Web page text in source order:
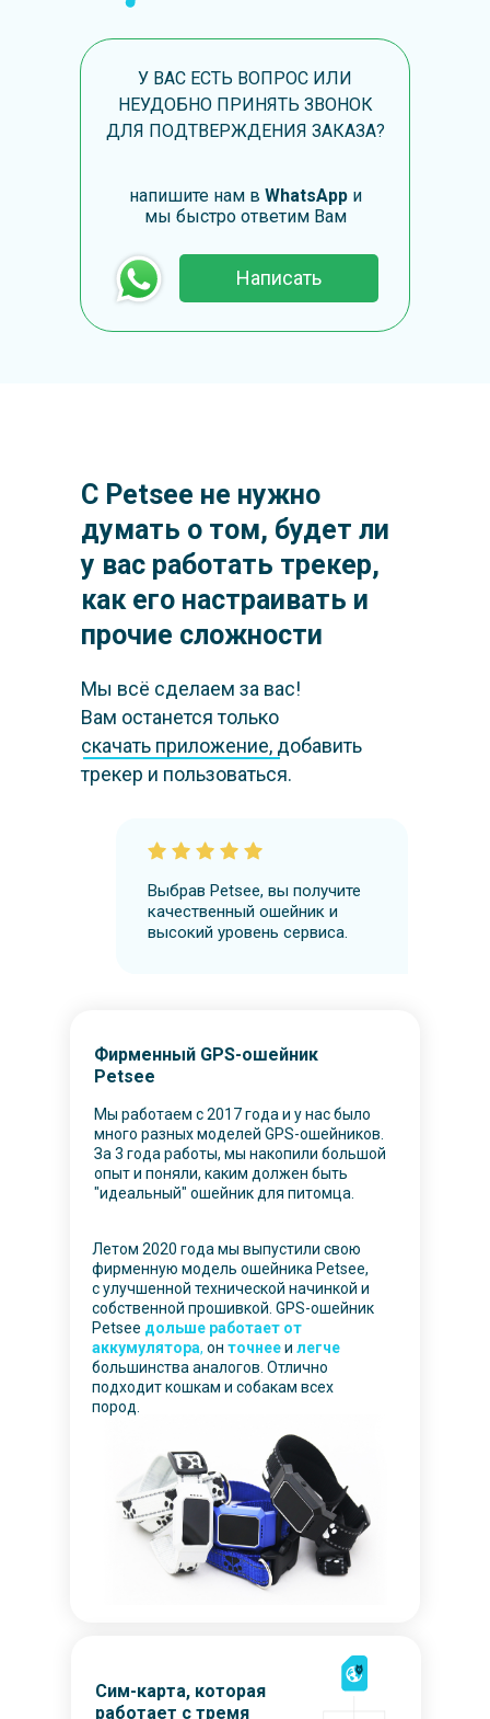
У ВАС ЕСТЬ ВОПРОС ИЛИ
НЕУДОБНО ПРИНЯТЬ ЗВОНОК
ДЛЯ ПОДТВЕРЖДЕНИЯ ЗАКАЗА?
напишите нам в WhatsAppи
мы быстро ответим Вам
Написать
Мы всё сделаем за вас!
Вам останется только
скачать приложение, добавить
трекер и пользоваться.
С Petsee не нужно
думать о том, будет ли
у вас работать трекер,
как его настраивать и
прочие сложности
Мы всё сделаем за вас! Вам
останется только
скачать приложение, добавить
Выбрав Petsee, вы получите
качественный ошейник и
высокий уровень сервиса.
Фирменный GPS-ошейник
Petsee
Мы работаем с 2017 года и у нас было
много разных моделей GPS-ошейников.
За 3 года работы, мы накопили большой
опыт и поняли, каким должен быть
"идеальный" ошейник для питомца.
Летом 2020 года мы выпустили свою
фирменную модель ошейника Petsee,
с улучшенной технической начинкой и
собственной прошивкой. GPS-ошейник
Petsee дольше работает от
аккумулятора, он точнееи легче
большинства аналогов. Отлично
подходит кошкам и собакам всех
пород.
Сим-карта, которая
работает с тремя